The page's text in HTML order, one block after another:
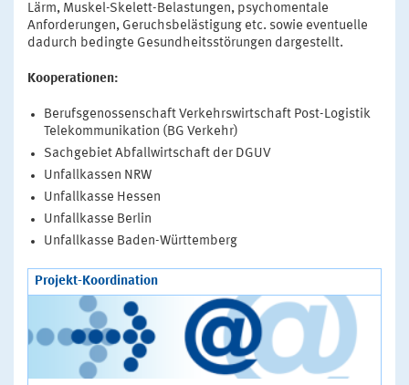
Lärm, Muskel-Skelett-Belastungen, psychomentale
Anforderungen, Geruchsbelästigung etc. sowie eventuelle
dadurch bedingte Gesundheitsstörungen dargestellt.
Kooperationen:
Berufsgenossenschaft Verkehrswirtschaft Post-Logistik
Telekommunikation (BG Verkehr)
Sachgebiet Abfallwirtschaft der DGUV
Unfallkassen NRW
Unfallkasse Hessen
Unfallkasse Berlin
Unfallkasse Baden-Württemberg
Projekt-Koordination